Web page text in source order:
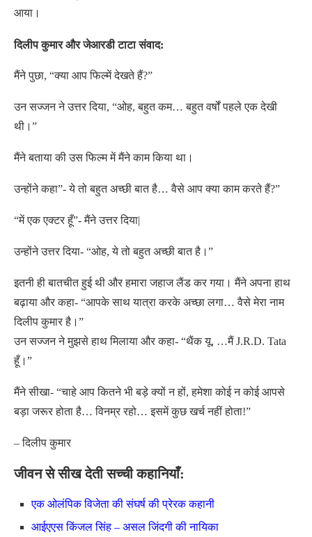
आया।
दिलीप कुमार औरजेआरडी टाटा संवाद:
मैंने पुछा, “क्या आप फिल्में देखते हैं?”
उन सज्जन ने उत्तर दिया, “ओह, बहुत कम… बहुत वर्षों पहले एक देखी
थी।”
मैंने बताया की उस फिल्म में मैंने काम किया था।
उन्होंने कहा”- ये तो बहुत अच्छी बात है… वैसे आप क्या काम करते हैं?”
“में एक एक्टर हूँ”- मैंने उत्तर दिया|
उन्होंने उत्तर दिया- “ओह, ये तो बहुत अच्छी बात है।”
इतनी ही बातचीत हुई थी और हमारा जहाज लैंड कर गया। मैंने अपना हाथ
बढ़ाया और कहा- “आपके साथ यात्रा करके अच्छा लगा… वैसे मेरा नाम
दिलीप कुमार है।”
उन सज्जन ने मुझसे हाथ मिलाया और कहा- “थैंक यू, …मैं J.R.D. Tata
हूँ।”
मैंने सीखा- “चाहे आप कितने भी बड़े क्यों न हों, हमेशा कोई न कोई आपसे
बड़ा जरूर होता है… विनम्र रहो… इसमें कुछ खर्च नहीं होता!”
– दिलीप कुमार
जीवन से सीख देती सच्ची कहानियाँ:
एक ओलंपिक विजेता की संघर्ष की प्रेरक कहानी
आईएएस किंजल सिंह – असल जिंदगी की नायिका